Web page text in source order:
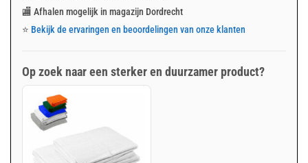
🏬 Afhalen mogelijk in magazijn Dordrecht
⭐ Bekijk de ervaringen en beoordelingen van onze klanten
Op zoek naar een sterker en duurzamer product?